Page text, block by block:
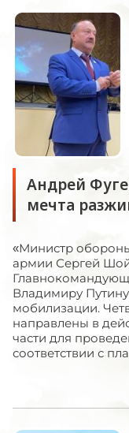
Андрей
мечта
«Министр
армии Сергей
Владимиру
мобилизации.
направлены в
части для
соответствии с